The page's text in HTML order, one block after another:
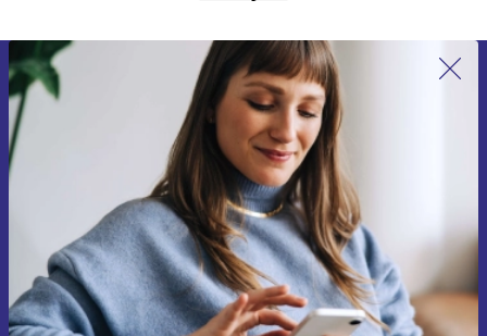
Erstmals zum Newsletter anmelden,
15 € sparen!
Verpasse kein Angebot mehr.
Gutschein anfordern
Informationen über die Verwendung personenbezogener Daten findest
du in unserer
Datenschutzerklärung.